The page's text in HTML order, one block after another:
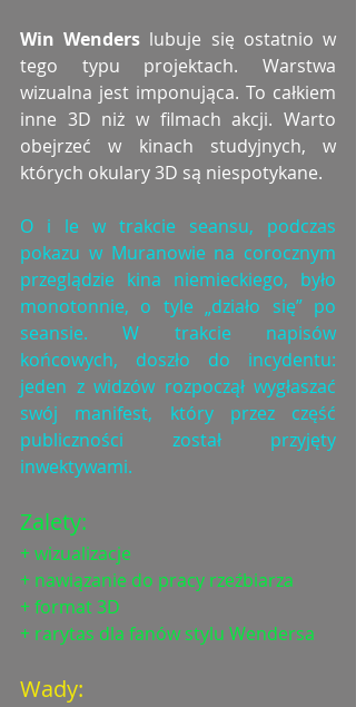
Win Wenders lubuje się ostatnio w
tego typu projektach. Warstwa
wizualna jest imponująca. To całkiem
inne 3D niż w filmach akcji. Warto
obejrzeć w kinach studyjnych, w
których okulary 3D są niespotykane.
O i le w trakcie seansu, podczas
pokazu w Muranowie na corocznym
przeglądzie kina niemieckiego, było
monotonnie, o tyle „działo się” po
seansie. W trakcie napisów
końcowych, doszło do incydentu:
jeden z widzów rozpoczął wygłaszać
swój manifest, który przez część
publiczności został przyjęty
inwektywami.
Zalety:
+ wizualizacje
+ nawiązanie do pracy rzeźbiarza
+ format 3D
+ rarytas dla fanów stylu Wendersa
Wady: